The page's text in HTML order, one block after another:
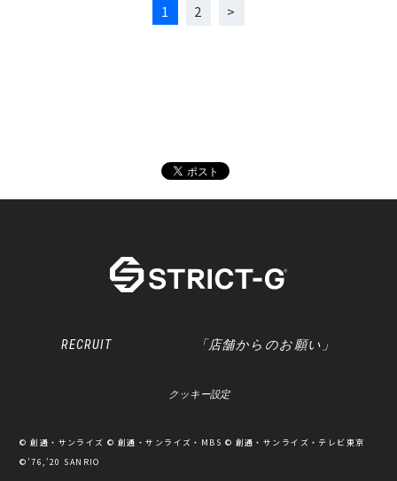
1 2
RECRUIT 「店舗からのお願い」
クッキー設定
© 創通・サンライズ © 創通・サンライズ・MBS © 創通・サンライズ・テレビ東京
©’76,’20 SANRIO